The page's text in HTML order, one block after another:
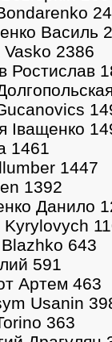
Василь
2386
Ростислав
Іващенко
1461
1447
1392
Данило
Kyrylovych
643
591
Артем 463
Usanin
363